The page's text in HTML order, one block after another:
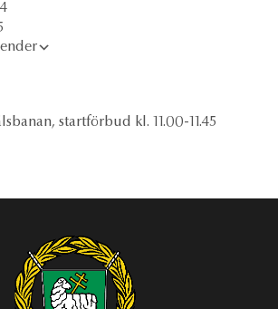
startförbud kl. 11.00-11.45